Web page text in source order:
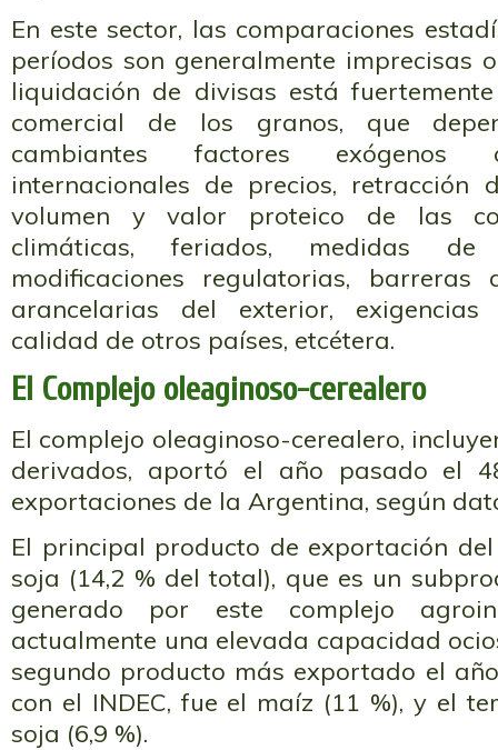
En este sector, las comparaciones
períodos son generalmente imprecisas
liquidación de divisas está
comercial de los granos, que
cambiantes factores exógenos
internacionales de precios, retracción
volumen y valor proteico de las
climáticas, feriados, medidas de
modificaciones regulatorias,
arancelarias del exterior,
calidad de otros países, etcétera.
El Complejo oleaginoso-cerealero
El complejo oleaginoso-cerealero,
derivados, aportó el año pasado el
exportaciones de la Argentina, según
El principal producto de exportación
soja (14,2 % del total), que es un
generado por este complejo
actualmente una elevada capacidad
segundo producto más exportado el
con el INDEC, fue el maíz (11 %), y el
soja (6,9 %).